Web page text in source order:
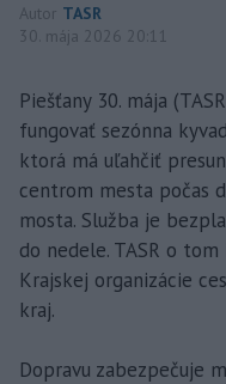
Autor TASR
30. mája 2026 20:11
Piešťany 30. mája
fungovať sezónna
ktorá má uľahčiť
centrom mesta počas
mosta. Služba je
do nedele. TASR o
Krajskej organizácie
kraj.
Dopravu zabezpečuje